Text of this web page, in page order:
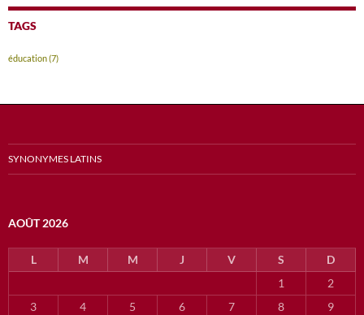
TAGS
éducation(7)
SYNONYMES LATINS
AOÛT 2026
L M M J V S
D
1
2
3
4 5 6 7 8 9